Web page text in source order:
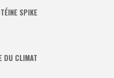
SPIKE
DU CLIMAT